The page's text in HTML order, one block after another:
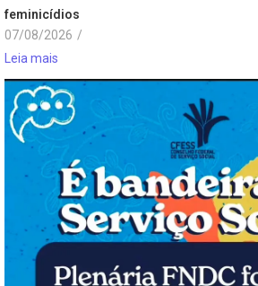
feminicídios
07/08/2026 /
Leia mais